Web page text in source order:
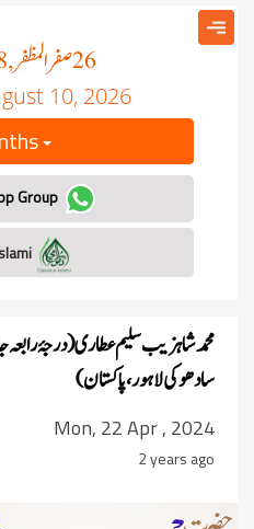
26صفر المظفر, 1448
10, 2026
Join Whatsapp Group
محمد شاہزیب سلیم عطاری (درجۂ رابعہ
سادھوکی لاہور،پاکستان)
Mon, 22 Apr , 2024
2 years ago